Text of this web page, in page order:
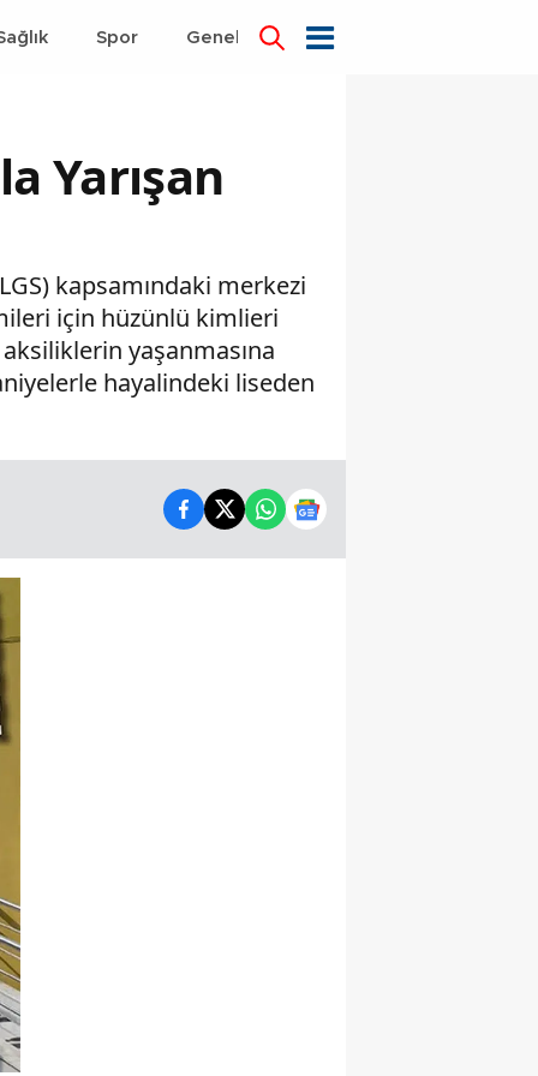
Spor Genel Dünya
Yarışan
kapsamındaki merkezi
için hüzünlü kimlieri
yaşanmasına
hayalindeki liseden